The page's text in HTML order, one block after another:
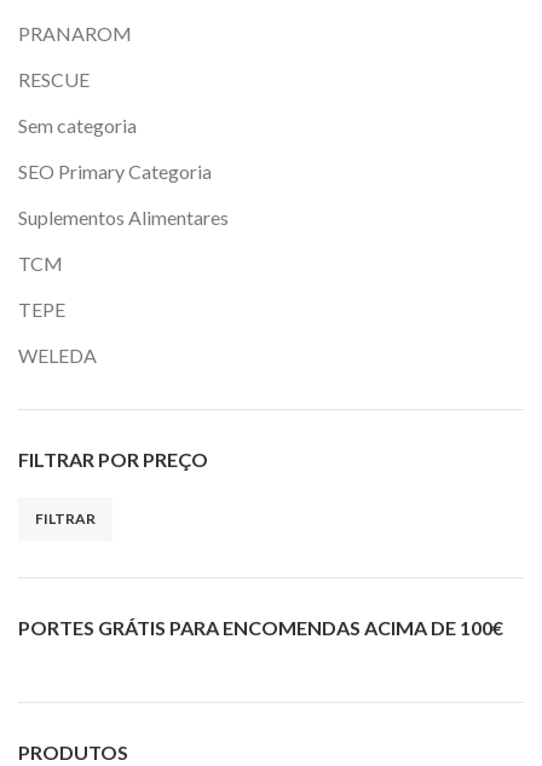
PRANAROM
RESCUE
Sem categoria
SEO Primary Categoria
Suplementos Alimentares
TCM
TEPE
WELEDA
FILTRAR POR PREÇO
FILTRAR
PORTES GRÁTIS PARA ENCOMENDAS ACIMA DE 100€
PRODUTOS